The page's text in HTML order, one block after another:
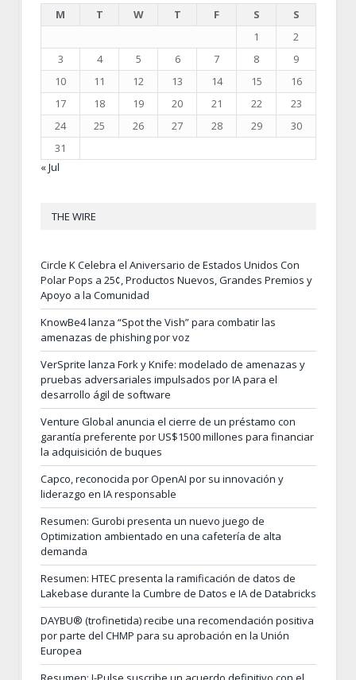
M
T W T F S
S
1
2
3
4 5 6 7 8
9
10
11 12 13 14 15
16
17
18 19 20 21 22
23
24
25 26 27 28 29
30
31
« Jul
THE WIRE
Circle K Celebra el Aniversario de Estados Unidos Con
Polar Pops a 25¢, Productos Nuevos, Grandes Premios y
Apoyo a la Comunidad
KnowBe4 lanza “Spot the Vish” para combatir las
amenazas de phishing por voz
VerSprite lanza Fork y Knife: modelado de amenazas y
pruebas adversariales impulsados por IA para el
desarrollo ágil de software
Venture Global anuncia el cierre de un préstamo con
garantía preferente por US$1500 millones para financiar
la adquisición de buques
Capco, reconocida por OpenAI por su innovación y
liderazgo en IA responsable
Resumen: Gurobi presenta un nuevo juego de
Optimization ambientado en una cafetería de alta
demanda
Resumen: HTEC presenta la ramificación de datos de
Lakebase durante la Cumbre de Datos e IA de Databricks
DAYBU® (trofinetida) recibe una recomendación positiva
por parte del CHMP para su aprobación en la Unión
Europea